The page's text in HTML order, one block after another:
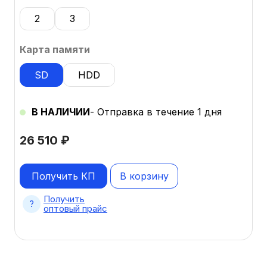
26 510 ₽
2 3
Карта памяти
SD HDD
В НАЛИЧИИ- Отправка в течение 1 дня
В корзину
Получить КП
Получить
оптовый прайс